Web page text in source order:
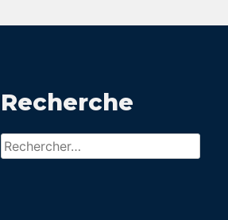
Recherche
Rechercher :